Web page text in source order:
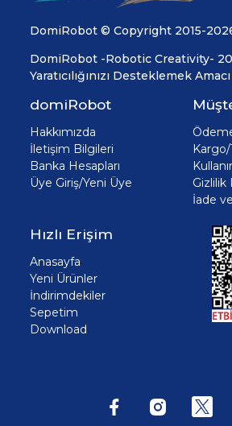
DomiRobot © Copyright 2015-
DomiRobot -Robotic Creativity-
Yaratıcılığınızı Desteklemek
domiRobot
Hakkımızda
İletişim Bilgileri
Banka Hesapları
Üye Giriş/Yeni Üye
Gizlilik
İade
Hızlı Erişim
Anasayfa
Yeni Ürünler
İndirimdekiler
Sepetim
Download